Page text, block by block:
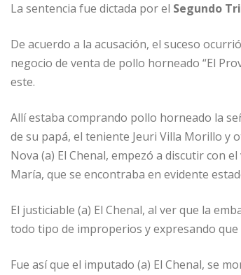
La sentencia fue dictada por el Segundo
De acuerdo a la acusación, el suceso
negocio de venta de pollo horneado “El
este.
Allí estaba comprando pollo horneado la
de su papá, el teniente Jeuri Villa Morillo y
Nova (a) El Chenal, empezó a discutir con
María, que se encontraba en evidente
El justiciable (a) El Chenal, al ver que la
todo tipo de improperios y expresando
Fue así que el imputado (a) El Chenal, se